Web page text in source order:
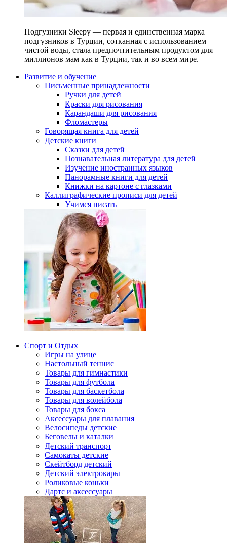
Подгузники Sleepy — первая и единственная марка
подгузников в Турции, сотканная с использованием
чистой воды, стала предпочтительным продуктом для
миллионов мам как в Турции, так и во всем мире.
Развитие и обучение
Письменные принадлежности
Ручки для детей
Краски для рисования
Карандаши для рисования
Фломастеры
Говорящая книга для детей
Детские книги
Сказки для детей
Познавательная литература для детей
Изучение иностранных языков
Панорамные книги для детей
Книжки на картоне с глазками
Каллиграфические прописи для детей
Учимся писать
Спорт и Отдых
Игры на улице
Настольный теннис
Товары для гимнастики
Товары для футбола
Товары для баскетбола
Товары для волейбола
Товары для бокса
Аксессуары для плавания
Велосипеды детские
Беговелы и каталки
Детский транспорт
Самокаты детские
Скейтборд детский
Детский электрокары
Роликовые коньки
Дартс и аксессуары